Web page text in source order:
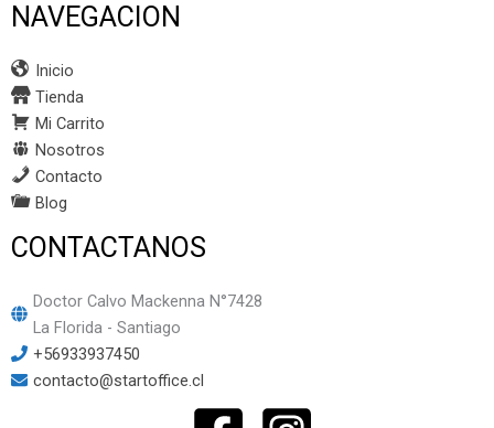
NAVEGACION
Inicio
Tienda
Mi Carrito
Nosotros
Contacto
Blog
CONTACTANOS
Doctor Calvo Mackenna N°7428
La Florida - Santiago
+56933937450
contacto@startoffice.cl